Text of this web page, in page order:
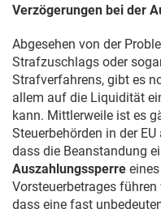
Verzögerungen bei der
Abgesehen von der
Strafzuschlags oder
Strafverfahrens, gibt es
allem auf die Liquidität
kann. Mittlerweile ist es
Steuerbehörden in der
dass die Beanstandung
Auszahlungssperre
Vorsteuerbetrages
dass eine fast